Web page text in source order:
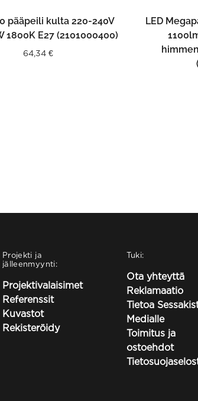
OSTOSKORIIN
pääpeili kulta 220-240V
1800K E27 (2101000400)
64,34 €
LED
Projekti ja
jälleenmyynti:
Projektivalaisimet
Referenssit
Kuvastot
Rekisteröidy
Tuki:
Ota yhteyttä
Reklamaatio
Tietoa
Medialle
Toimitus ja
ostoehdot